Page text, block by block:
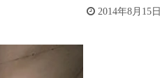
2014年8月15日